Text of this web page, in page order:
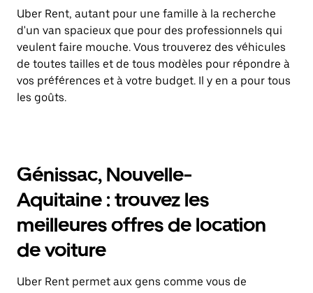
Uber Rent, autant pour une famille à la recherche
d'un van spacieux que pour des professionnels qui
veulent faire mouche. Vous trouverez des véhicules
de toutes tailles et de tous modèles pour répondre à
vos préférences et à votre budget. Il y en a pour tous
les goûts.
Génissac, Nouvelle-
Aquitaine : trouvez les
meilleures offres de location
de voiture
Uber Rent permet aux gens comme vous de